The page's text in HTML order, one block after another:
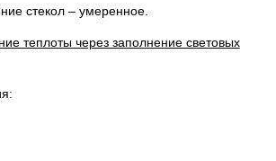
стекол – умеренное.
теплоты через заполнение световых